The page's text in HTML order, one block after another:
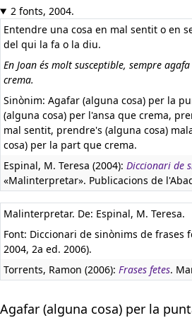
2 fonts, 2004.
Entendre una cosa en mal sentit o en
del qui la fa o la diu.
En Joan és molt susceptible, sempre
crema.
Sinònim: Agafar (alguna cosa) per la
(alguna cosa) per l'ansa que crema,
mal sentit, prendre's (alguna cosa)
cosa) per la part que crema.
Espinal, M. Teresa (2004): Diccionari de
«Malinterpretar». Publicacions de
Malinterpretar. De: Espinal, M. Teresa.
Font: Diccionari de sinònims de frases
2004, 2a ed. 2006).
Torrents, Ramon (2006): Frases fetes.
Agafar (alguna cosa) per la